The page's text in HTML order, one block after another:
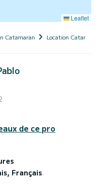
Leaflet
Catamaran Location
de ce pro
Français